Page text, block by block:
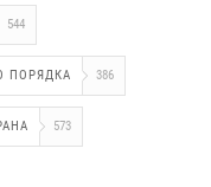
544
ПОРЯДКА 386
573